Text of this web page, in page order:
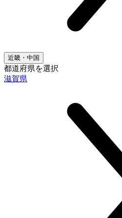
近畿・中国
都道府県を選択
滋賀県